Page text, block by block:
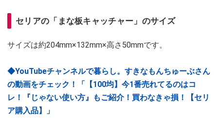
セリアの「まな板キャッチャー」のサイズ
サイズは約204mm×132mm×高さ50mmです。
◆YouTubeチャンネルで暮らし。すきなもんちゅーぶさん
の動画をチェック！「【100均】今1番売れてるのはコ
レ！『じゃない使い方』もご紹介！買わなきゃ損！【セリ
ア購入品】」